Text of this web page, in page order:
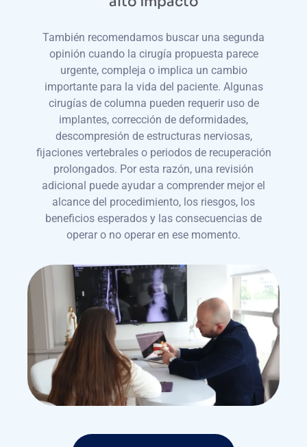
También recomendamos buscar una segunda
opinión cuando la cirugía propuesta parece
urgente, compleja o implica un cambio
importante para la vida del paciente. Algunas
cirugías de columna pueden requerir uso de
implantes, corrección de deformidades,
descompresión de estructuras nerviosas,
fijaciones vertebrales o periodos de recuperación
prolongados. Por esta razón, una revisión
adicional puede ayudar a comprender mejor el
alcance del procedimiento, los riesgos, los
beneficios esperados y las consecuencias de
operar o no operar en ese momento.